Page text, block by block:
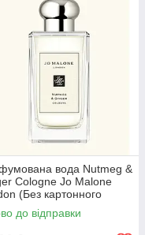
вода Nutmeg &
Cologne Jo Malone
(Без картонного
100 ml)
до відправки